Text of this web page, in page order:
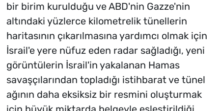
bir birim kurulduğu ve ABD'nin Gazze'nin
altındaki yüzlerce kilometrelik tünellerin
haritasının çıkarılmasına yardımcı olmak için
İsrail'e yere nüfuz eden radar sağladığı, yeni
görüntülerin İsrail'in yakalanan Hamas
savaşçılarından topladığı istihbarat ve tünel
ağının daha eksiksiz bir resmini oluşturmak